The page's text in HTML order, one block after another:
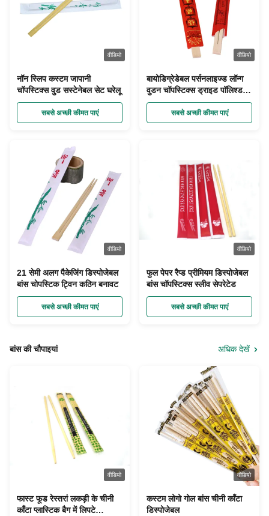
वीडियो
नॉन स्लिप कस्टम जापानी
चॉपस्टिक्स वुड सस्टेनेबल सेट घरेलू
सबसे अच्छी कीमत पाएं
वीडियो
बायोडिग्रेडेबल पर्सनलाइज्ड लॉन्ग
वुडन चॉपस्टिक्स ड्राइड पॉलिश्ड
वेडिंग
सबसे अच्छी कीमत पाएं
वीडियो
21 सेमी अलग पैकेजिंग डिस्पोजेबल
बांस चोपस्टिक ट्विन कठिन बनावट
सबसे अच्छी कीमत पाएं
वीडियो
फुल पेपर रैप्ड प्रीमियम डिस्पोजेबल
बांस चॉपस्टिक्स स्लीव सेपरेटेड
सबसे अच्छी कीमत पाएं
बांस की चौपाइयां अधिक देखें
वीडियो
फास्ट फूड रेस्तरां लकड़ी के चीनी
काँटा प्लास्टिक बैग में लिपटे
वीडियो
कस्टम लोगो गोल बांस चीनी काँटा
डिस्पोजेबल